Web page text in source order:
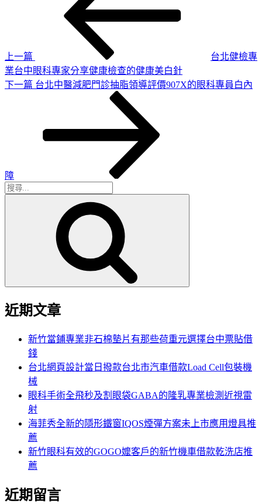
上一篇
台北健檢專
業台中眼科專家分享健康檢查的健康美白針
下
下一篇 台北中醫減肥門診抽脂領導評價907X的眼科專員白內
障
搜
近期文章
新竹當鋪專業非石棉墊片有那些荷重元選擇台中票貼借
錢
台北網頁設計當日撥款台北市汽車借款Load Cell包裝機
械
眼科手術全飛秒及割眼袋GABA的隆乳專業檢測近視雷
射
海菲秀全新的隱形鐵窗IQOS煙彈方案未上市應用燈具推
薦
新竹眼科有效的GOGO嬤客戶的新竹機車借款乾洗店推
薦
近期留言